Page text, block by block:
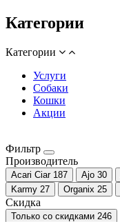
Категории
Категории
Услуги
Собаки
Кошки
Акции
Фильтр
Производитель
Acari Ciar 187 Ajo 30
Karmy 27 Organix 25
Скидка
Только со cкидками 246